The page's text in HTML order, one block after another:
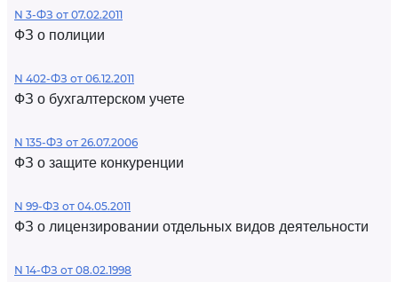
N 3-ФЗ от 07.02.2011
ФЗ о полиции
N 402-ФЗ от 06.12.2011
ФЗ о бухгалтерском учете
N 135-ФЗ от 26.07.2006
ФЗ о защите конкуренции
N 99-ФЗ от 04.05.2011
ФЗ о лицензировании отдельных видов деятельности
N 14-ФЗ от 08.02.1998